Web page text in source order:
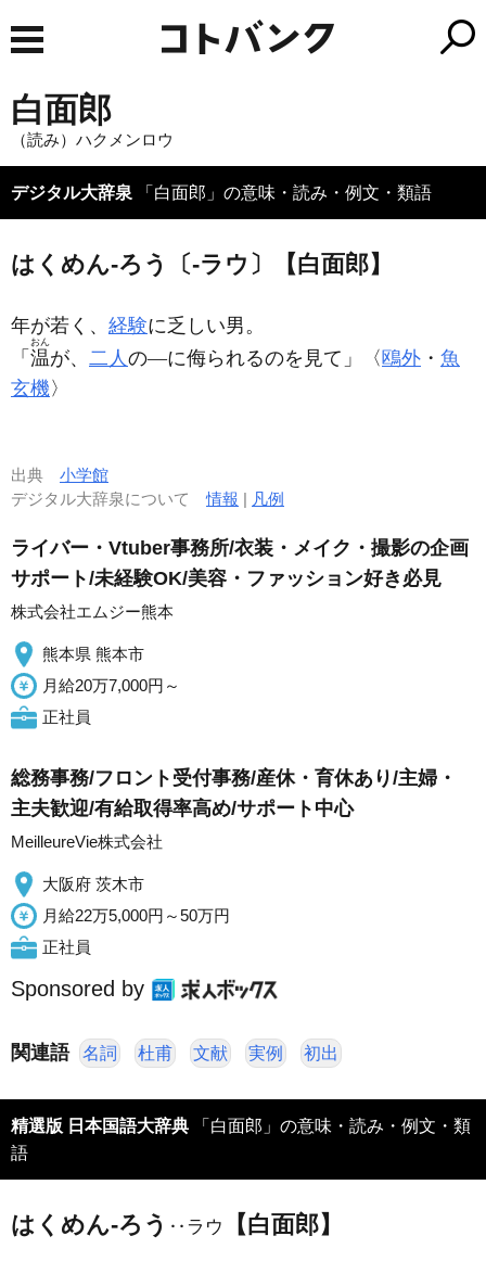
白面郎
（読み）ハクメンロウ
デジタル大辞泉 「白面郎」の意味・読み・例文・類語
はくめん‐ろう〔‐ラウ〕【白面郎】
年が若く、 経験に乏しい男。
「 温
おん
が、 二人の―に侮られるのを見て」〈鴎外 ・ 魚
玄機〉
出典 小学館
デジタル大辞泉について情報 | 凡例
ライバー・Vtuber事務所/衣装・メイク・撮影の企画
サポート/未経験OK/美容・ファッション好き必見
株式会社エムジー熊本
熊本県 熊本市
月給20万7,000円～
正社員
総務事務/フロント受付事務/産休・育休あり/主婦・
主夫歓迎/有給取得率高め/サポート中心
MeilleureVie株式会社
大阪府 茨木市
月給22万5,000円～50万円
正社員
Sponsored by
関連語 名詞 杜甫 文献 実例 初出
精選版 日本国語大辞典
語
はくめん‐ろう ‥ラウ 【白面郎】